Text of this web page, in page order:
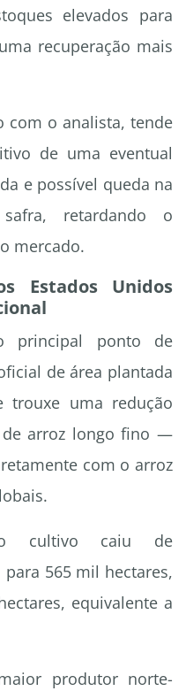
elevados para
recuperação mais
com o analista, tende
de uma eventual
e possível queda na
retardando o
mercado.
Estados Unidos
principal ponto de
de área plantada
trouxe uma redução
de arroz longo fino —
com o arroz
cultivo caiu de
565 mil hectares,
equivalente a
produtor norte-